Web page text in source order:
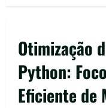
Otimização
Python:
Eficiente de